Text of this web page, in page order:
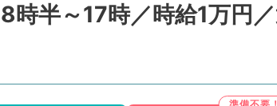
時半～17時／時給1万円